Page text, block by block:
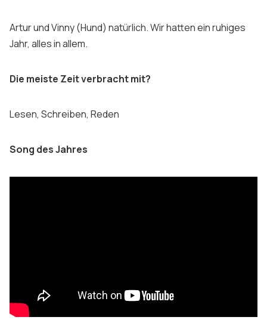
Artur und Vinny (Hund) natürlich. Wir hatten ein ruhiges
Jahr, alles in allem.
Die meiste Zeit verbracht mit?
Lesen, Schreiben, Reden
Song des Jahres